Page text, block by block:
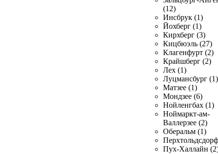
(12)
Инсбрук (1)
Йохберг (1)
Кирхберг (3)
Кицбюэль (27)
Клагенфурт (2)
Крайшберг (2)
Лех (1)
Луцмансбург (1)
Матзее (1)
Мондзее (6)
Нойленгбах (1)
Ноймаркт-ам-
Валлерзее (2)
Оберальм (1)
Пух-Халлайн